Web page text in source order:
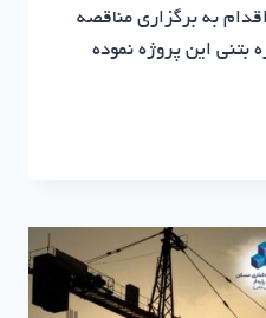
اقدام به برگزاری مناقصه
این پروژه نموده